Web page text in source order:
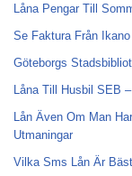
Låna Pengar Till
Se Faktura Från
Göteborgs
Låna Till Husbil SEB
Lån Även Om Man
Utmaningar
Vilka Sms Lån Är